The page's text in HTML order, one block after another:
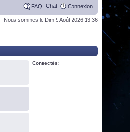
FAQ Chat Connexion
Nous sommes le Dim 9 Août 2026 13:36
Connectés: